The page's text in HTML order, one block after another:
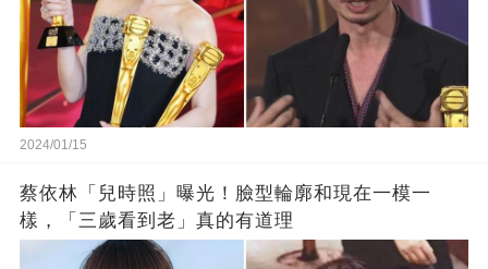
2024/01/15
蔡依林「兒時照」曝光！臉型輪廓和現在一模一
樣，「三歲看到老」真的有道理